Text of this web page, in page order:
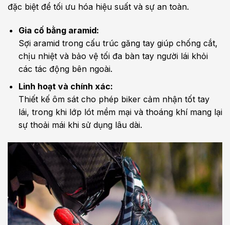
đặc biệt để tối ưu hóa hiệu suất và sự an toàn.
Gia cố bằng aramid:
Sợi aramid trong cấu trúc găng tay giúp chống cắt,
chịu nhiệt và bảo vệ tối đa bàn tay người lái khỏi
các tác động bên ngoài.
Linh hoạt và chính xác:
Thiết kế ôm sát cho phép biker cảm nhận tốt tay
lái, trong khi lớp lót mềm mại và thoáng khí mang lại
sự thoải mái khi sử dụng lâu dài.